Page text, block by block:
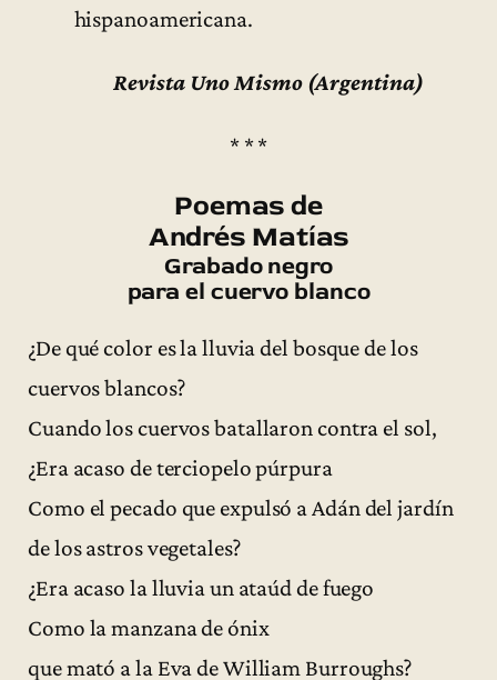
hispanoamericana.
Revista Uno Mismo (Argentina)
* * *
Poemas de
Andrés Matías
Grabado negro
para el cuervo blanco
¿De qué color es la lluvia del bosque de los
cuervos blancos?
Cuando los cuervos batallaron contra el sol,
¿Era acaso de terciopelo púrpura
Como el pecado que expulsó a Adán del jardín
de los astros vegetales?
¿Era acaso la lluvia un ataúd de fuego
Como la manzana de ónix
que mató a la Eva de William Burroughs?